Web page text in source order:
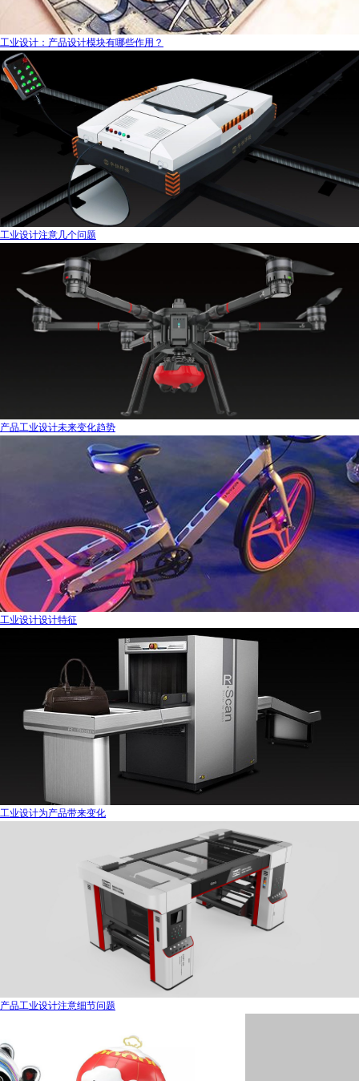
工业设计：产品设计模块有哪些作用？
工业设计注意几个问题
产品工业设计未来变化趋势
工业设计设计特征
工业设计为产品带来变化
产品工业设计注意细节问题